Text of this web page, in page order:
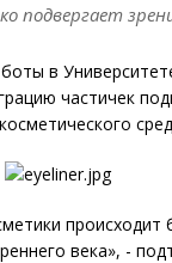
подвергает
в
частичек
происходит
века», -